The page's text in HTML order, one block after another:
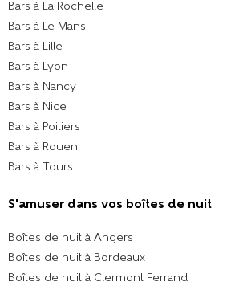
Bars à La Rochelle
Bars à Le Mans
Bars à Lille
Bars à Lyon
Bars à Nancy
Bars à Nice
Bars à Poitiers
Bars à Rouen
Bars à Tours
S'amuser dans vos boîtes de nuit
Boîtes de nuit à Angers
Boîtes de nuit à Bordeaux
Boîtes de nuit à Clermont Ferrand